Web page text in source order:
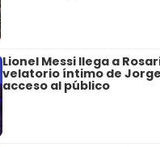
Lionel Messi llega a
velatorio íntimo de Jorge
acceso al público